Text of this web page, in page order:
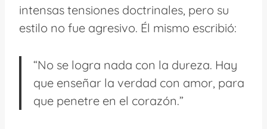
intensas tensiones doctrinales, pero su
estilo no fue agresivo. Él mismo escribió:
“No se logra nada con la dureza. Hay
que enseñar la verdad con amor, para
que penetre en el corazón.”